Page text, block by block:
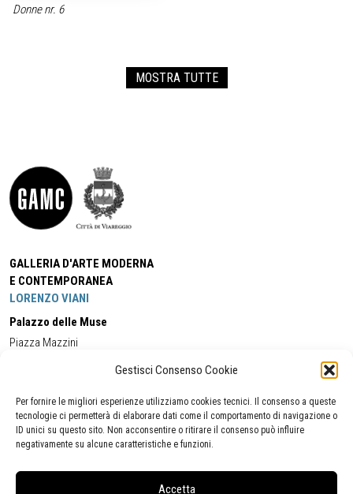
Gestisci Consenso Cookie
Per fornire le migliori esperienze utilizziamo cookies tecnici. Il consenso a queste
tecnologie ci permetterà di elaborare dati come il comportamento di navigazione o
ID unici su questo sito. Non acconsentire o ritirare il consenso può influire
negativamente su alcune caratteristiche e funzioni.
Accetta
Donne nr. 6
MOSTRA TUTTE
GALLERIA D'ARTE MODERNA
E CONTEMPORANEA
LORENZO VIANI
Palazzo delle Muse
Piazza Mazzini
Cell:+39 338 5714978 (orario apertura Galleria)
Tel:
+39 0584 944580
(orario 09.00/13.00)
Email:gamc@comune.viareggio.lu.it
Segnalazione di inaccessibilità